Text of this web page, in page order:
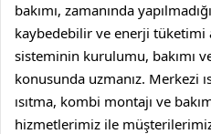
bakımı, zamanında
kaybedebilir ve enerji tüketimi
sisteminin kurulumu, bakımı ve
konusunda uzmanız. Merkezi
ısıtma, kombi montajı ve
hizmetlerimiz ile